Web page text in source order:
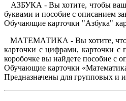
АЗБУКА - Вы хотите, чтобы ваш
буквами и пособие с описанием
Обучающие карточки "Азбука"
МАТЕМАТИКА - Вы хотите, чтобы
карточки с цифрами, карточки
коробочке вы найдете пособие с
Обучающие карточки
Предназначены для групповых и